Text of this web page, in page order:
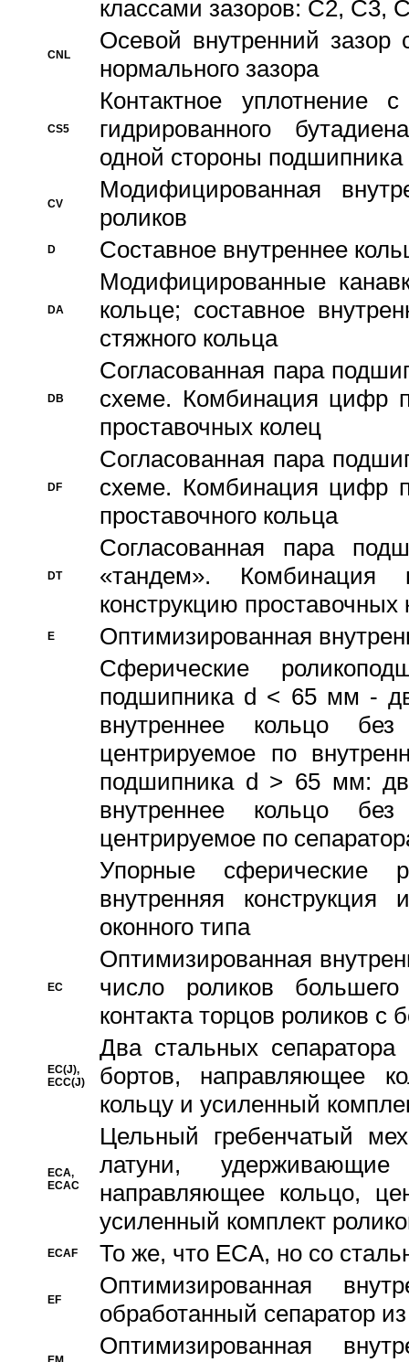
классами зазоров: С2,
CNL
Осевой внутренний зазор
нормального зазора
CS5
Контактное уплотнение
гидрированного
одной стороны подшипника
CV
Модифицированная
роликов
D Составное внутреннее
DA
Модифицированные
кольце; составное
стяжного кольца
DB
Согласованная пара
схеме. Комбинация цифр
проставочных колец
DF
Согласованная пара
схеме. Комбинация цифр
проставочного кольца
DT
Согласованная пара
«тандем».
конструкцию проставочных
E
Оптимизированная
Сферические
подшипника d < 65 мм -
внутреннее кольцо
центрируемое по
подшипника d > 65 мм:
внутреннее кольцо
центрируемое по
Упорные сферические
внутренняя
оконного типа
EC
Oптимизированная
число роликов
контакта торцов роликов с
EC(J),
ECC(J)
Два стальных сепаратора
бортов, направляющее
кольцу и усиленный
ECA,
ECAC
Цельный гребенчатый
латуни,
направляющее кольцо,
усиленный комплект
ECAF То же, что ECA, но со
EF
Оптимизированная
обработанный сепаратор
Оптимизированная